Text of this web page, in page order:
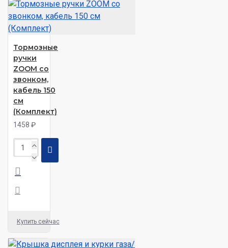
Тормозные
ручки
ZOOM со
звонком,
кабель 150
см
(Комплект)
1458 ₽
Купить сейчас